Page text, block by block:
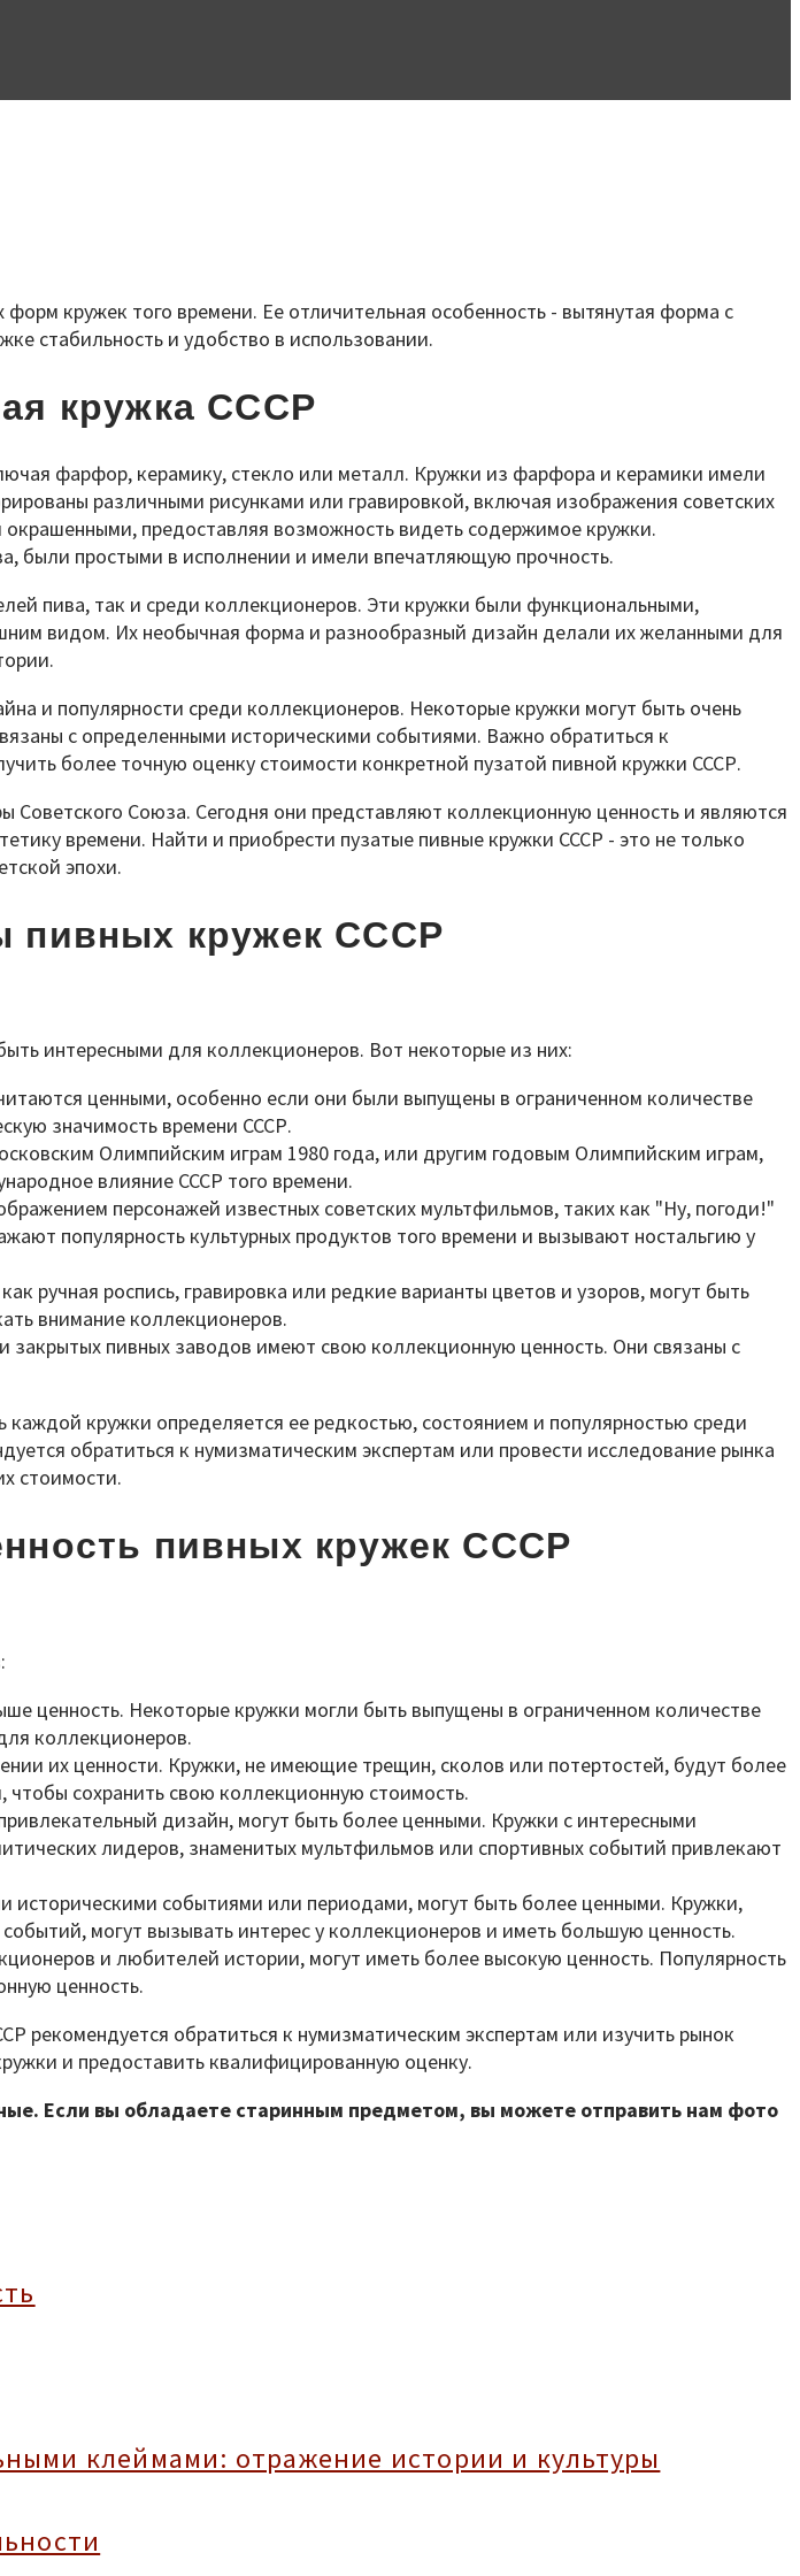
кружек того времени. Ее отличительная особенность - вытянутая форма с
стабильность и удобство в использовании.
кружка СССР
фарфор, керамику, стекло или металл. Кружки из фарфора и керамики имели
различными рисунками или гравировкой, включая изображения советских
предоставляя возможность видеть содержимое кружки.
были простыми в исполнении и имели впечатляющую прочность.
пива, так и среди коллекционеров. Эти кружки были функциональными,
видом. Их необычная форма и разнообразный дизайн делали их желанными для
и популярности среди коллекционеров. Некоторые кружки могут быть очень
с определенными историческими событиями. Важно обратиться к
более точную оценку стоимости конкретной пузатой пивной кружки СССР.
Союза. Сегодня они представляют коллекционную ценность и являются
времени. Найти и приобрести пузатые пивные кружки СССР - это не только
эпохи.
пивных кружек СССР
интересными для коллекционеров. Вот некоторые из них:
ценными, особенно если они были выпущены в ограниченном количестве
значимость времени СССР.
Олимпийским играм 1980 года, или другим годовым Олимпийским играм,
влияние СССР того времени.
персонажей известных советских мультфильмов, таких как "Ну, погоди!"
популярность культурных продуктов того времени и вызывают ностальгию у
ручная роспись, гравировка или редкие варианты цветов и узоров, могут быть
внимание коллекционеров.
пивных заводов имеют свою коллекционную ценность. Они связаны с
кружки определяется ее редкостью, состоянием и популярностью среди
обратиться к нумизматическим экспертам или провести исследование рынка
стоимости.
пивных кружек СССР
ценность. Некоторые кружки могли быть выпущены в ограниченном количестве
коллекционеров.
их ценности. Кружки, не имеющие трещин, сколов или потертостей, будут более
сохранить свою коллекционную стоимость.
дизайн, могут быть более ценными. Кружки с интересными
лидеров, знаменитых мультфильмов или спортивных событий привлекают
историческими событиями или периодами, могут быть более ценными. Кружки,
могут вызывать интерес у коллекционеров и иметь большую ценность.
и любителей истории, могут иметь более высокую ценность. Популярность
ценность.
рекомендуется обратиться к нумизматическим экспертам или изучить рынок
и предоставить квалифицированную оценку.
Если вы обладаете старинным предметом, вы можете отправить нам фото
клеймами: отражение истории и культуры